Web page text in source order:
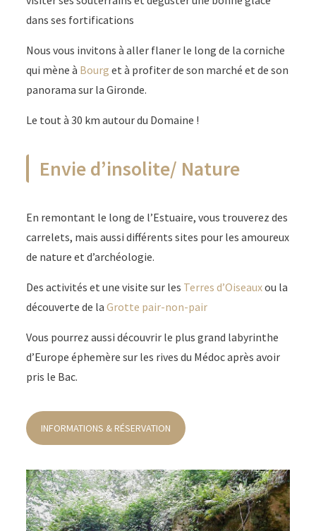
dans ses fortifications
Nous vous invitons à aller flaner le long de la corniche
qui mène à Bourg et à profiter de son marché et de son
panorama sur la Gironde.
Le tout à 30 km autour du Domaine !
Envie d’insolite/ Nature
En remontant le long de l’Estuaire, vous trouverez des
carrelets, mais aussi différents sites pour les amoureux
de nature et d’archéologie.
Des activités et une visite sur les Terres d’Oiseauxou la
découverte de la Grotte pair-non-pair
Vous pourrez aussi découvrir le plus grand labyrinthe
d’Europe éphemère sur les rives du Médoc après avoir
pris le Bac.
INFORMATIONS & RÉSERVATION